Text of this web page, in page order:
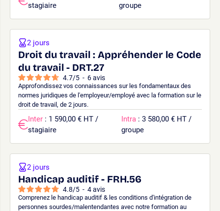
stagiaire
groupe
Droit du travail : Appréhender le Code
du travail - DRT.27
4.7/5 - 6avis
Approfondissez vos connaissances sur les fondamentaux des
normes juridiques de l'employeur/employé avec la formation sur le
droit de travail, de 2 jours.
2 jours
Inter : 1 590,00 € HT /
stagiaire
Intra : 3 580,00 € HT /
groupe
Handicap auditif - FRH.56
4.8/5 - 4avis
Comprenez le handicap auditif & les conditions d'intégration de
personnes sourdes/malentendantes avec notre formation au
2 jours